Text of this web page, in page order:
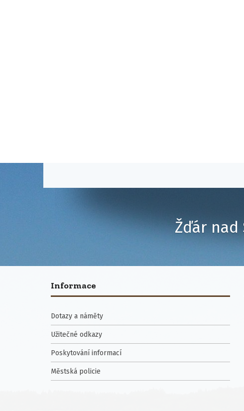
Žďár nad
Informace
Dotazy a náměty
Užitečné odkazy
Poskytování informací
Městská policie